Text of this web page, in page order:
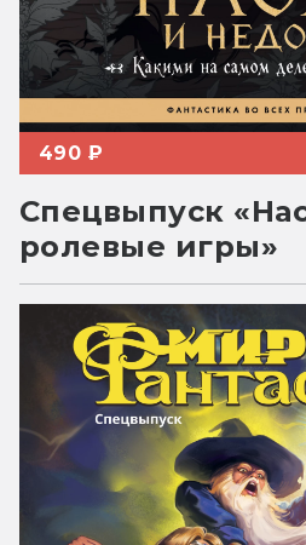
490 ₽
Спецвыпуск
ролевые игры»